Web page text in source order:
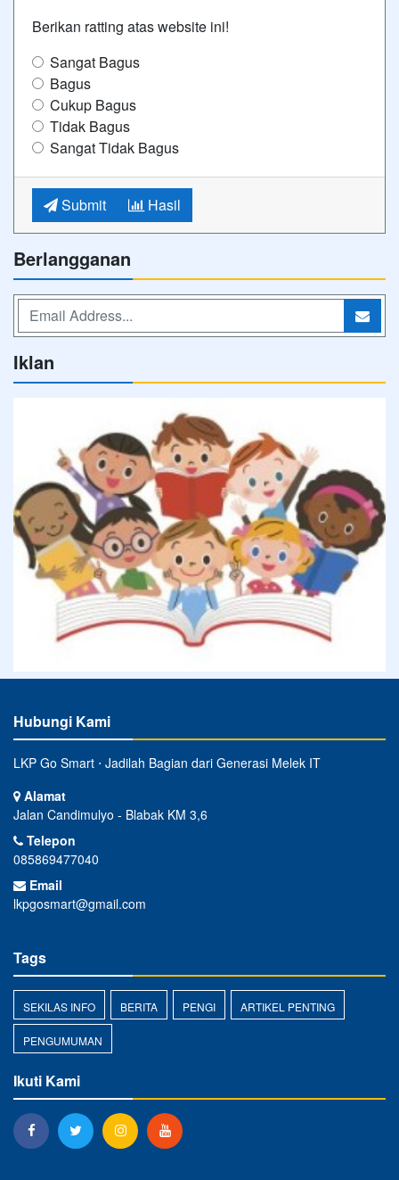
Berikan ratting atas website ini!
Sangat Bagus
Bagus
Cukup Bagus
Tidak Bagus
Sangat Tidak Bagus
Submit Hasil
Berlangganan
Iklan
Hubungi Kami
LKP Go Smart ⋅ Jadilah Bagian dari Generasi Melek IT
Alamat
Jalan Candimulyo - Blabak KM 3,6
Telepon
085869477040
Email
lkpgosmart@gmail.com
Tags
SEKILAS INFO BERITA PENGI ARTIKEL PENTING
PENGUMUMAN
Ikuti Kami